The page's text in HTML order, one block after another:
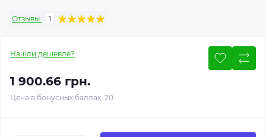
Отзывы: 1
Нашли дешевле?
1 900.66 грн.
Цена в бонусных баллах: 20